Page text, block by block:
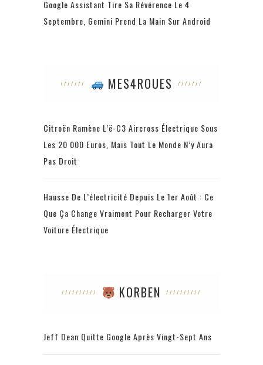
Google Assistant Tire Sa Révérence Le 4
Septembre, Gemini Prend La Main Sur Android
MES4ROUES
Citroën Ramène L’ë-C3 Aircross Électrique Sous
Les 20 000 Euros, Mais Tout Le Monde N’y Aura
Pas Droit
Hausse De L’électricité Depuis Le 1er Août : Ce
Que Ça Change Vraiment Pour Recharger Votre
Voiture Électrique
KORBEN
Jeff Dean Quitte Google Après Vingt-Sept Ans